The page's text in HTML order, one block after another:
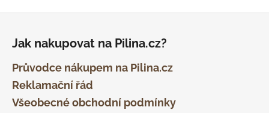
Jak nakupovat na Pilina.cz?
Průvodce nákupem na Pilina.cz
Reklamační řád
Všeobecné obchodní podmínky